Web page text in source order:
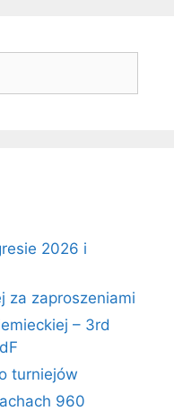
2026 i
za zaproszeniami
– 3rd
turniejów
960